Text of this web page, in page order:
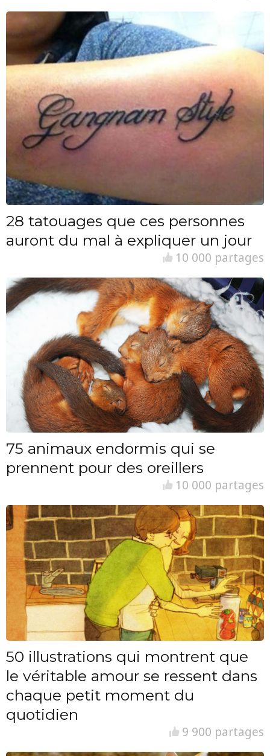
28 tatouages que ces personnes
auront du mal à expliquer un jour
10 000 partages
75 animaux endormis qui se
prennent pour des oreillers
10 000 partages
50 illustrations qui montrent que
le véritable amour se ressent dans
chaque petit moment du
quotidien
9 900 partages